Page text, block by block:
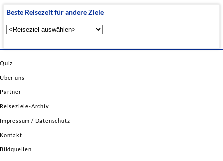
Beste Reisezeit für andere Ziele
Quiz
Über uns
Partner
Reiseziele-Archiv
Impressum / Datenschutz
Kontakt
Bildquellen